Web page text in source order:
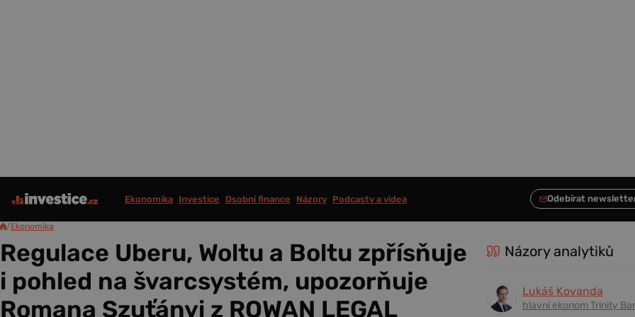
Ekonomika Investice Osobní finance Názory Podcasty a videa
/Ekonomika
Regulace Uberu, Woltu a Boltu zpřísňuje
i pohled na švarcsystém, upozorňuje
Romana Szuťányi z ROWAN LEGAL
Názory analytiků
Lukáš Kovanda
hlavní ekonom Trinity